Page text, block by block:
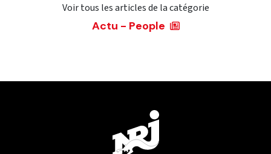
Voir tous les articles de la catégorie
Actu - People